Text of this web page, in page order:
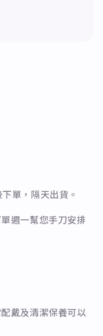
單，隔天出貨。
週一幫您手刀安排
戴及清潔保養可以